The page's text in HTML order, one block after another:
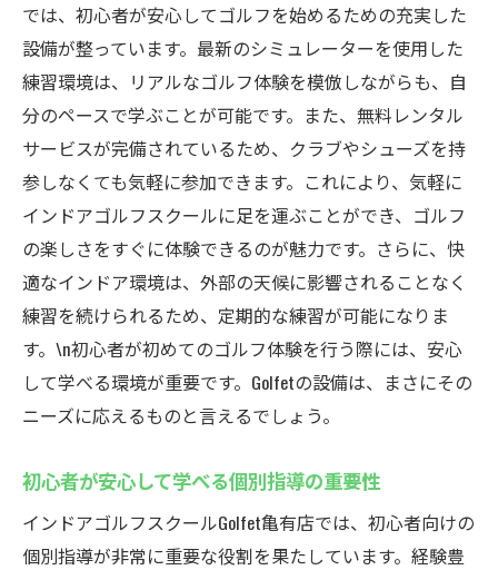
では、初心者が安心してゴルフを始めるための充実した
設備が整っています。最新のシミュレーターを使用した
練習環境は、リアルなゴルフ体験を模倣しながらも、自
分のペースで学ぶことが可能です。また、無料レンタル
サービスが完備されているため、クラブやシューズを持
参しなくても気軽に参加できます。これにより、気軽に
インドアゴルフスクールに足を運ぶことができ、ゴルフ
の楽しさをすぐに体験できるのが魅力です。さらに、快
適なインドア環境は、外部の天候に影響されることなく
練習を続けられるため、定期的な練習が可能になりま
す。\n初心者が初めてのゴルフ体験を行う際には、安心
して学べる環境が重要です。Golfetの設備は、まさにその
ニーズに応えるものと言えるでしょう。
初心者が安心して学べる個別指導の重要性
インドアゴルフスクールGolfet亀有店では、初心者向けの
個別指導が非常に重要な役割を果たしています。経験豊